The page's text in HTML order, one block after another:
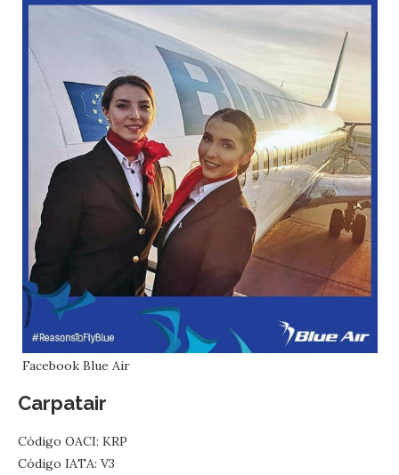
Facebook Blue Air
Carpatair
Código OACI: KRP
Código IATA: V3